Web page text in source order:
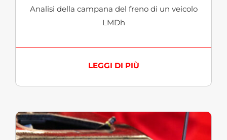
Analisi della campana del freno di un veicolo
LMDh
LEGGI DI PIÙ